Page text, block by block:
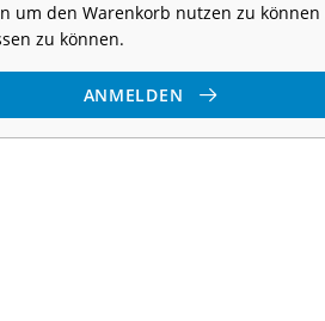
um den Warenkorb nutzen zu
zu können.
ANMELDEN